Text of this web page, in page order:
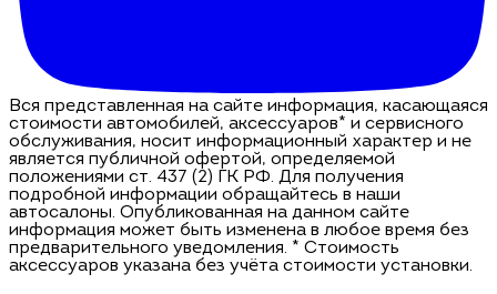
Вся представленная на сайте информация, касающаяся
стоимости автомобилей, аксессуаров* и сервисного
обслуживания, носит информационный характер и не
является публичной офертой, определяемой
положениями ст. 437 (2) ГК РФ. Для получения
подробной информации обращайтесь в наши
автосалоны. Опубликованная на данном сайте
информация может быть изменена в любое время без
предварительного уведомления. * Стоимость
аксессуаров указана без учёта стоимости установки.